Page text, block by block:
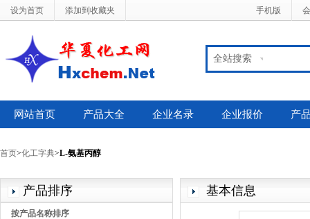
设为首页 添加到收藏夹 手机版
全站搜索
网站首页 产品大全 企业名录 企业报价 产
首页>化工字典>L-氨基丙醇
产品排序
按产品名称排序
基本信息